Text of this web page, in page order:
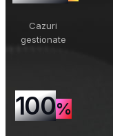
Cazuri
gestionate
100%